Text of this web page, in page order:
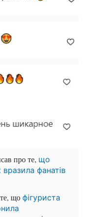
про те, що
фанатів
що фігуриста